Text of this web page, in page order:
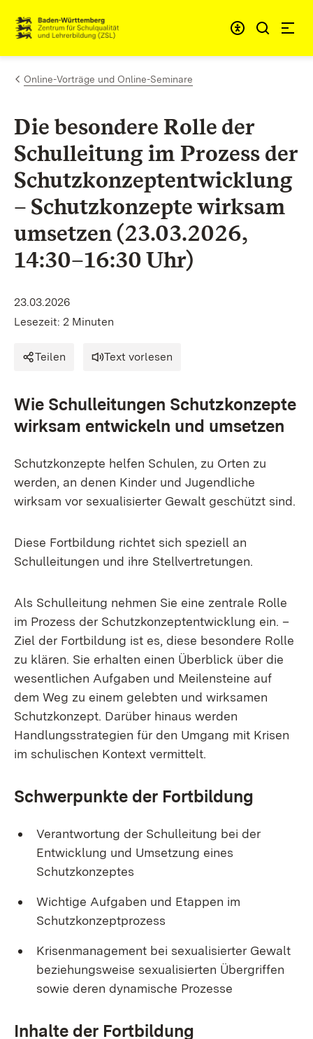
Zum Inhalt springen
Link zur Startseite
Online-Vorträge und Online-Seminare
Die besondere Rolle der
Schulleitung im Prozess der
Schutzkonzeptentwicklung
– Schutzkonzepte wirksam
umsetzen (23.03.2026,
14:30–16:30 Uhr)
23.03.2026
Lesezeit: 2 Minuten
Teilen Text vorlesen
Wie Schulleitungen Schutzkonzepte
wirksam entwickeln und umsetzen
Schutzkonzepte helfen Schulen, zu Orten zu
werden, an denen Kinder und Jugendliche
wirksam vor sexualisierter Gewalt geschützt sind.
Diese Fortbildung richtet sich speziell an
Schulleitungen und ihre Stellvertretungen.
Als Schulleitung nehmen Sie eine zentrale Rolle
im Prozess der Schutz­konzept­ent­wick­lung ein. –
Ziel der Fortbildung ist es, diese besondere Rolle
zu klären. Sie erhalten einen Überblick über die
wesentlichen Aufgaben und Meilensteine auf
dem Weg zu einem gelebten und wirksamen
Schutzkonzept. Darüber hinaus werden
Handlungsstrategien für den Umgang mit Krisen
im schulischen Kontext vermittelt.
Schwerpunkte der Fortbildung
Verantwortung der Schulleitung bei der
Entwicklung und Umsetzung eines
Schutzkonzeptes
Wichtige Aufgaben und Etappen im
Schutzkonzeptprozess
Krisenmanagement bei sexualisierter Gewalt
beziehungsweise sexualisierten Übergriffen
sowie deren dynamische Prozesse
Inhalte der Fortbildung